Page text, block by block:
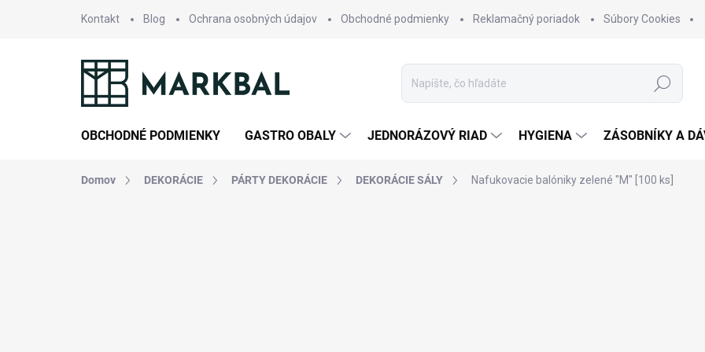
Kontakt Blog Ochrana osobných údajov Obchodné podmienky Reklamačný poriadok Súbory Cookies
Hľadať
OBCHODNÉ PODMIENKY GASTRO OBALY JEDNORÁZOVÝ RIAD HYGIENA ZÁSOBNÍKY A
Domov DEKORÁCIE PÁRTY DEKORÁCIE DEKORÁCIE SÁLY Nafukovacie balóniky zelené "M" [100 ks]